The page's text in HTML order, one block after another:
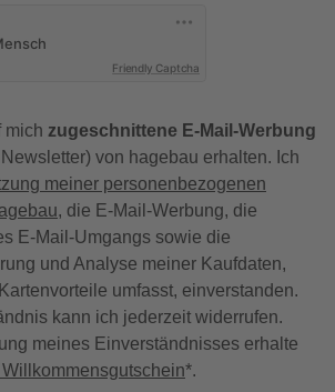
Friendly Captcha
mich zugeschnittene E-Mail-Werbung
von hagebau erhalten. Ich
meiner personenbezogenen
, die E-Mail-Werbung, die
E-Mail-Umgangs sowie die
und Analyse meiner Kaufdaten,
umfasst, einverstanden.
kann ich jederzeit widerrufen.
meines Einverständnisses erhalte
Willkommensgutschein*.